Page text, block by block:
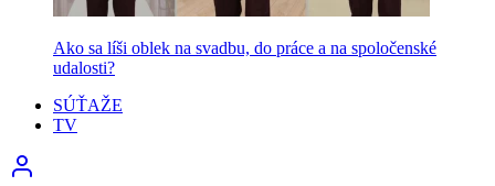
Ako sa líši oblek na svadbu, do práce a na spoločenské
udalosti?
SÚŤAŽE
TV